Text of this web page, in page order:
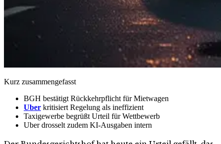
Kurz zusammengefasst
BGH bestätigt Rückkehrpflicht für Mietwagen
Uber kritisiert Regelung als ineffizient
Taxigewerbe begrüßt Urteil für Wettbewerb
Uber drosselt zudem KI-Ausgaben intern